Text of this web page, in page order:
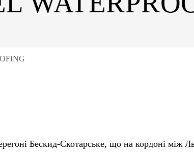
Бескид-Скотарське, що на кордоні між